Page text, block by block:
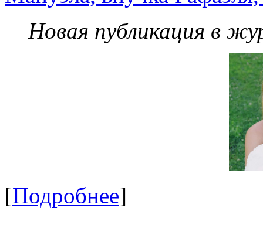
Новая публикация в
[Подробнее]